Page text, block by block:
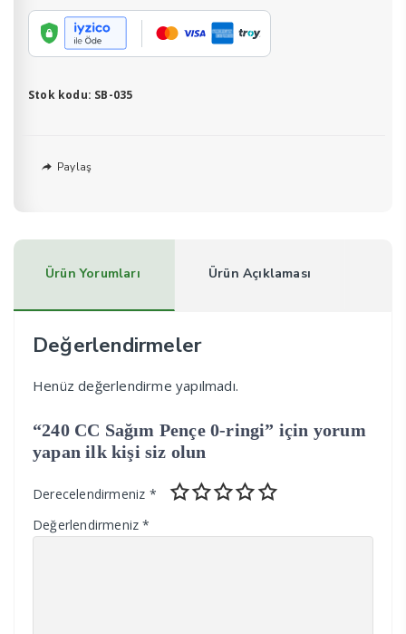
Pençe
0-
adet
Stok kodu: SB-035
Paylaş
Ürün Yorumları Ürün Açıklaması
Değerlendirmeler
Henüz değerlendirme yapılmadı.
“240 CC Sağım Pençe 0-ringi” için yorum
yapan ilk kişi siz olun
Derecelendirmeniz *
Değerlendirmeniz*